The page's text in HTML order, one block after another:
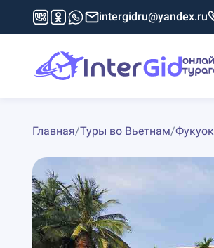
intergidru@yandex.ru
Главная/Туры во Вьетнам/Фукуок